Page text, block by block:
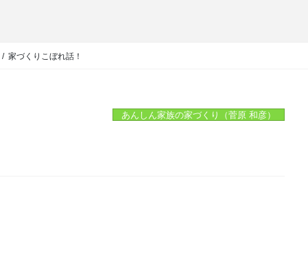
家づくりこぼれ話！
あんしん家族の家づくり（菅原 和彦）